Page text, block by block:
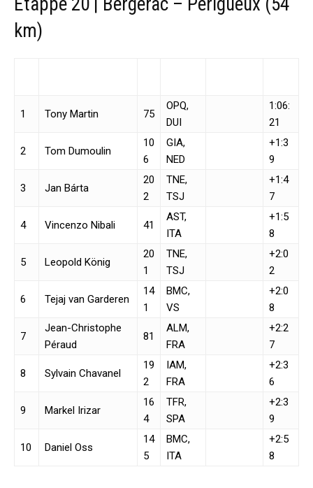
km)
1 Tony Martin 75
OPQ,
DUI
1:06:
21
2 Tom Dumoulin
10
6
GIA,
NED
+1:3
9
3 Jan Bárta
20
2
TNE,
TSJ
+1:4
7
4 Vincenzo Nibali 41
AST,
ITA
+1:5
8
5 Leopold König
20
1
TNE,
TSJ
+2:0
2
6 Tejaj van Garderen
14
1
BMC,
VS
+2:0
8
7
Jean-Christophe
Péraud
81
ALM,
FRA
+2:2
7
8 Sylvain Chavanel
19
2
IAM,
FRA
+2:3
6
9 Markel Irizar
16
4
TFR,
SPA
+2:3
9
10 Daniel Oss
14
5
BMC,
ITA
+2:5
8